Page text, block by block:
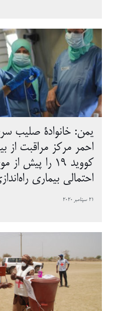
یمن: خانوادۀ صلیب
احمر مرکز مراقبت از
کووید 19 را پیش
احتمالی بیماری
21 سپتامبر 2020